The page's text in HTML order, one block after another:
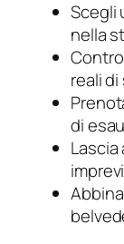
Scegli
nella
reali
di